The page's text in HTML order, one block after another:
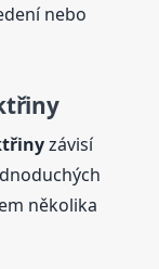
nebo
závisí
několika